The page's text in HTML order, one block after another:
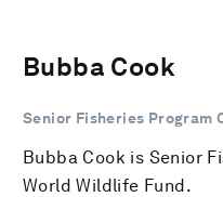
Bubba Cook
Senior Fisheries Program
Bubba Cook is Senior
World Wildlife Fund.